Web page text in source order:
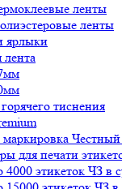
ленты
ленты
ярлыки
лента
тиснения
маркировка
для печати
4000 этикеток ЧЗ в